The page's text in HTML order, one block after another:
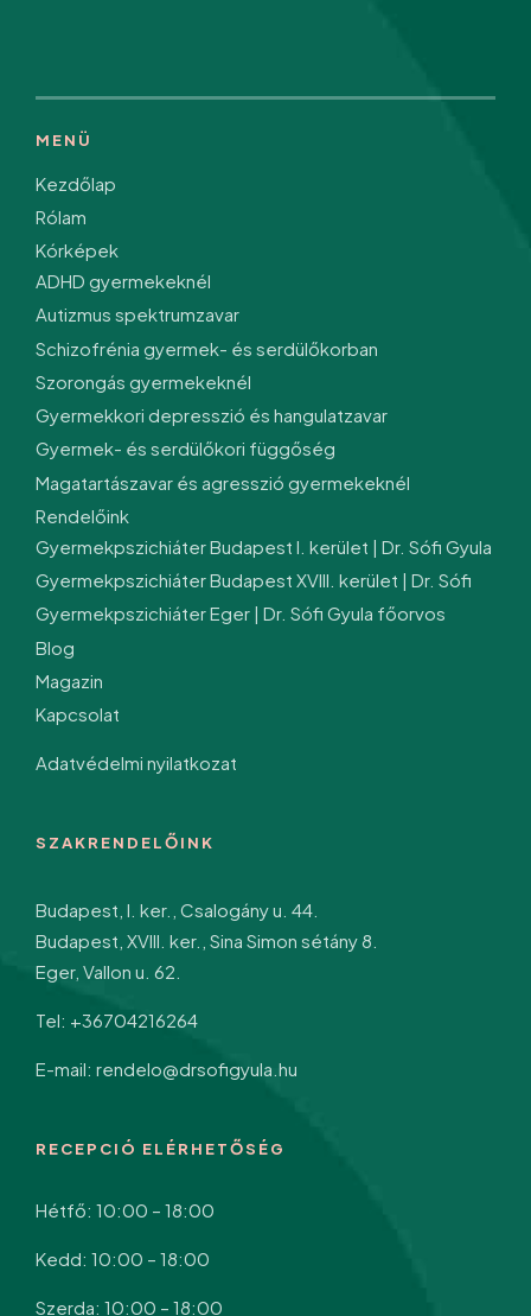
MENÜ
Kezdőlap
Rólam
Kórképek
ADHD gyermekeknél
Autizmus spektrumzavar
Schizofrénia gyermek- és serdülőkorban
Szorongás gyermekeknél
Gyermekkori depresszió és hangulatzavar
Gyermek- és serdülőkori függőség
Magatartászavar és agresszió gyermekeknél
Rendelőink
Gyermekpszichiáter Budapest I. kerület | Dr. Sófi Gyula
Gyermekpszichiáter Budapest XVIII. kerület | Dr. Sófi
Gyermekpszichiáter Eger | Dr. Sófi Gyula főorvos
Blog
Magazin
Kapcsolat
Adatvédelmi nyilatkozat
SZAKRENDELŐINK
Budapest, I. ker., Csalogány u. 44.
Budapest, XVIII. ker., Sina Simon sétány 8.
Eger, Vallon u. 62.
Tel: +36704216264
E-mail: rendelo@drsofigyula.hu
RECEPCIÓ ELÉRHETŐSÉG
Hétfő: 10:00 – 18:00
Kedd: 10:00 – 18:00
Szerda: 10:00 – 18:00